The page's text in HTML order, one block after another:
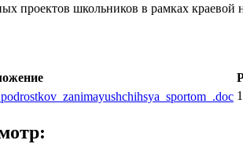
проектов школьников в рамках